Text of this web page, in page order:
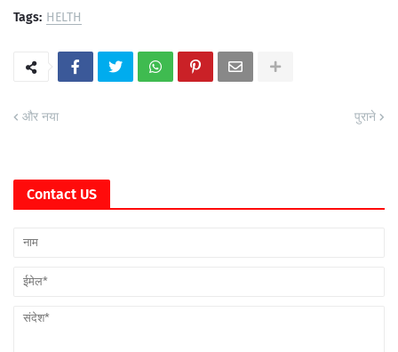
Tags: HELTH
और नया पुराने
Contact US